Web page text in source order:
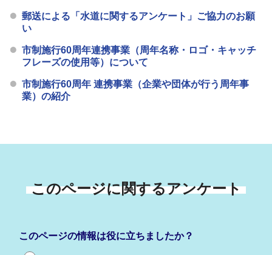
郵送による「水道に関するアンケート」ご協力のお願
い
市制施行60周年連携事業（周年名称・ロゴ・キャッチ
フレーズの使用等）について
市制施行60周年 連携事業（企業や団体が行う周年事
業）の紹介
このページに関するアンケート
このページの情報は役に立ちましたか？